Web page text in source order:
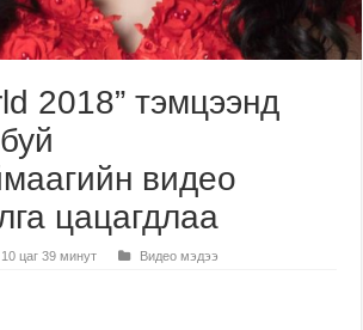
2018” тэмцээнд
видео
цацагдлаа
цаг 39 минут Видео мэдээ